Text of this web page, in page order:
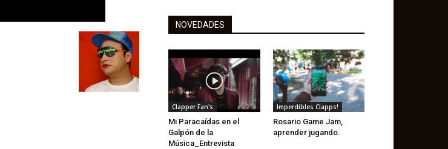
NOVEDADES
Clapper Fan's
Mi Paracaídas en el
Galpón de la
Música_Entrevista
Imperdibles Clapps!
Rosario Game Jam,
aprender jugando.